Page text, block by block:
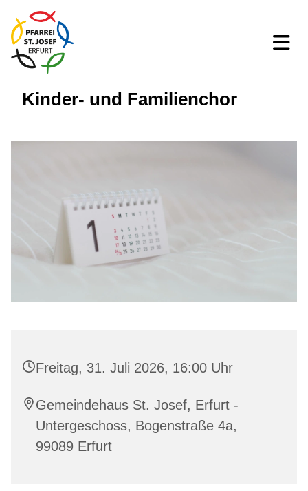
Kinder- und Familienchor
Freitag, 31. Juli 2026, 16:00 Uhr
Gemeindehaus St. Josef, Erfurt -
Untergeschoss, Bogenstraße 4a,
99089 Erfurt